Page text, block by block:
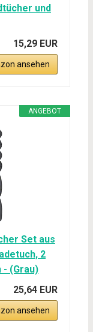
und
15,29 EUR
ansehen
ANGEBOT
Set aus
2
- (Grau)
25,64 EUR
ansehen